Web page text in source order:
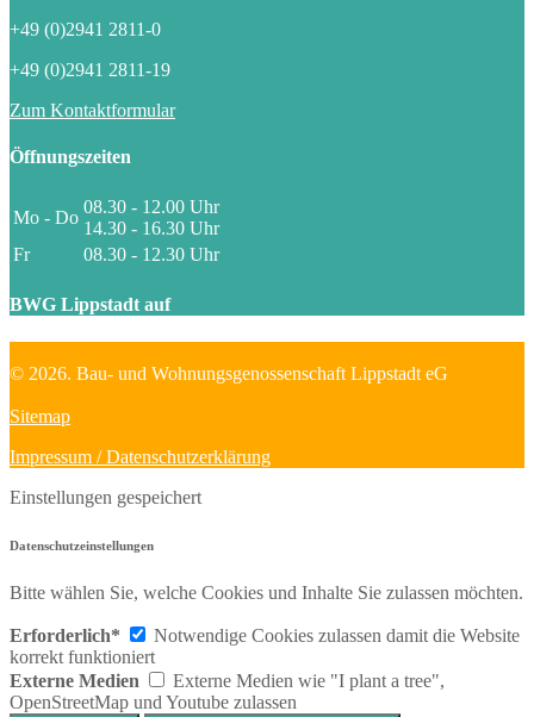
+49 (0)2941 2811-0
+49 (0)2941 2811-19
Zum Kontaktformular
Öffnungszeiten
Mo - Do
08.30 - 12.00 Uhr
14.30 - 16.30 Uhr
Fr
08.30 - 12.30 Uhr
BWG Lippstadt auf
© 2026. Bau- und Wohnungsgenossenschaft Lippstadt eG
Sitemap
Impressum / Datenschutzerklärung
Einstellungen gespeichert
Datenschutzeinstellungen
Bitte wählen Sie, welche Cookies und Inhalte Sie zulassen möchten.
Erforderlich*
Notwendige Cookies zulassen damit die Website
korrekt funktioniert
Externe Medien
Externe Medien wie "I plant a tree",
OpenStreetMap und Youtube zulassen